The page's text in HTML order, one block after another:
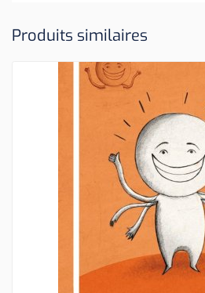
Produits similaires